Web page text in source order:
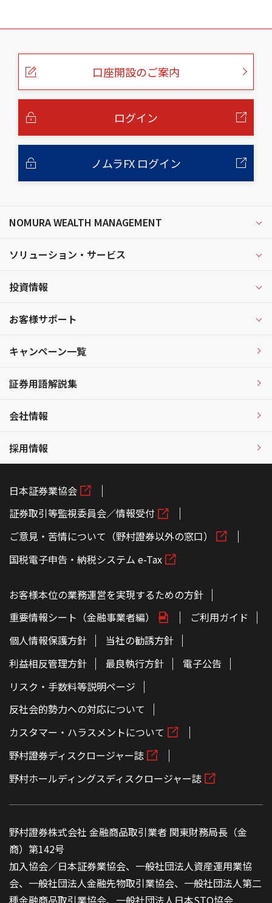
こ
口座開設のご案内
ログイン
ノムラFX ログイン
NOMURA WEALTH MANAGEMENT
ソリューション・サービス
投資情報
お客様サポート
キャンペーン一覧
証券用語解説集
会社情報
採用情報
日本証券業協会
証券取引等監視委員会／情報受付
ご意見・苦情について（野村證券以外の窓口）
国税電子申告・納税システム e-Tax
お客様本位の業務運営を実現するための方針
重要情報シート（金融事業者編）
ご利用ガイド
個人情報保護方針
当社の勧誘方針
利益相反管理方針
最良執行方針
電子公告
リスク・手数料等説明ページ
反社会的勢力への対応について
カスタマー・ハラスメントについて
野村證券ディスクロージャー誌
野村ホールディングスディスクロージャー誌
野村證券株式会社 金融商品取引業者 関東財務局長（金
商）第142号
加入協会／日本証券業協会、一般社団法人資産運用業協
会、一般社団法人金融先物取引業協会、一般社団法人第二